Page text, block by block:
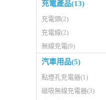
充電產品(13)
充電頭(2)
充電線(2)
無線充電(9)
汽車用品(5)
點煙孔充電器(1)
磁吸無線充電器(3)